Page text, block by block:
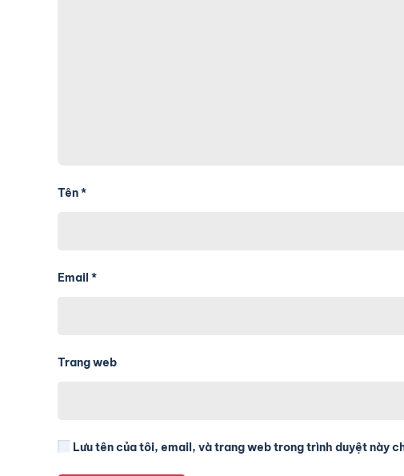
Tên*
Email *
Trang web
Lưu tên của tôi, email, và trang web trong trình duyệt này